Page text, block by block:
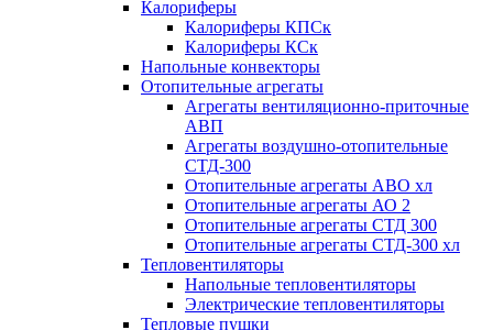
Калориферы
Калориферы КПСк
Калориферы КСк
Напольные конвекторы
Отопительные агрегаты
Агрегаты вентиляционно-приточные
АВП
Агрегаты воздушно-отопительные
СТД-300
Отопительные агрегаты АВО хл
Отопительные агрегаты АО 2
Отопительные агрегаты СТД 300
Отопительные агрегаты СТД-300 хл
Тепловентиляторы
Напольные тепловентиляторы
Электрические тепловентиляторы
Тепловые пушки